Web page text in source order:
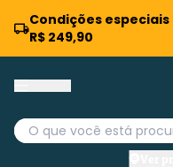
Condições
R$ 249,90
Ver